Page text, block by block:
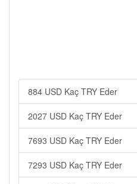
884 USD Kaç TRY Eder
2027 USD Kaç TRY Eder
7693 USD Kaç TRY Eder
7293 USD Kaç TRY Eder